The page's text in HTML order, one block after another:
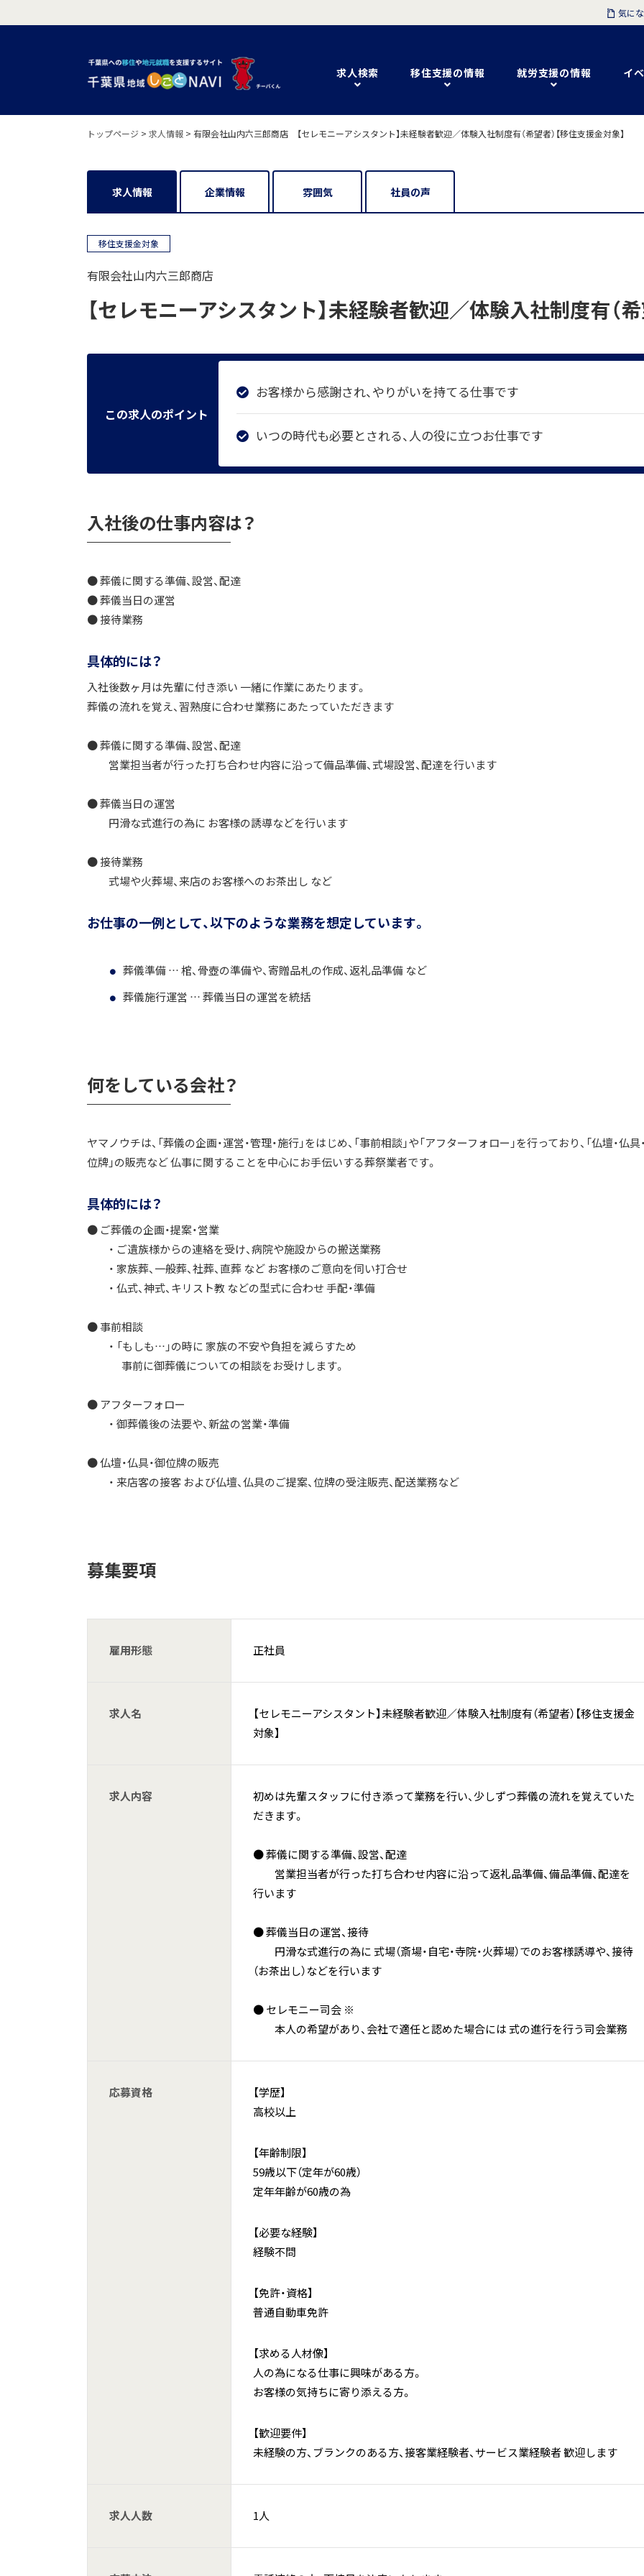
求人検索 移住支援の情報 就労支援の情報 イ
気に
トップページ > 求人情報 > 有限会社山内六三郎商店 【セレモニーアシスタント】未経験者歓迎／体験入社制度有（希望者）【移住支援金対象】
求人情報 企業情報 雰囲気 社員の声
移住支援金対象
有限会社山内六三郎商店
【セレモニーアシスタント】未経験者歓迎／体験入社制度有（希
この求人のポイント
お客様から感謝され、やりがいを持てる仕事です
いつの時代も必要とされる、人の役に立つお仕事です
入社後の仕事内容は？
● 葬儀に関する準備、設営、配達
● 葬儀当日の運営
● 接待業務
具体的には？
入社後数ヶ月は先輩に付き添い 一緒に作業にあたります。
葬儀の流れを覚え、習熟度に合わせ業務にあたっていただきます
● 葬儀に関する準備、設営、配達
営業担当者が行った打ち合わせ内容に沿って備品準備、式場設営、配達を行います
● 葬儀当日の運営
円滑な式進行の為に お客様の誘導などを行います
● 接待業務
式場や火葬場、来店のお客様へのお茶出し など
お仕事の一例として、以下のような業務を想定しています。
葬儀準備 … 棺、骨壺の準備や、寄贈品札の作成、返礼品準備 など
葬儀施行運営 … 葬儀当日の運営を統括
何をしている会社？
ヤマノウチは、「葬儀の企画・運営・管理・施行」をはじめ、「事前相談」や「アフターフォロー」を行っており、「仏壇・仏具
位牌」の販売など 仏事に関することを中心にお手伝いする葬祭業者です。
具体的には？
● ご葬儀の企画・提案・営業
・ ご遺族様からの連絡を受け、病院や施設からの搬送業務
・ 家族葬、一般葬、社葬、直葬 など お客様のご意向を伺い打合せ
・ 仏式、神式、キリスト教 などの型式に合わせ 手配・準備
● 事前相談
・ 「もしも…」の時に 家族の不安や負担を減らすため
事前に御葬儀についての相談をお受けします。
● アフターフォロー
・ 御葬儀後の法要や、新盆の営業・準備
● 仏壇・仏具・御位牌の販売
・ 来店客の接客 および仏壇、仏具のご提案、位牌の受注販売、配送業務など
募集要項
雇用形態 正社員
求人名
【セレモニーアシスタント】未経験者歓迎／体験入社制度有（希望者）【移住支援金
対象】
求人内容
初めは先輩スタッフに付き添って業務を行い、少しずつ葬儀の流れを覚えていた
だきます。
● 葬儀に関する準備、設営、配達
営業担当者が行った打ち合わせ内容に沿って返礼品準備、備品準備、配達を
行います
● 葬儀当日の運営、接待
円滑な式進行の為に 式場（斎場・自宅・寺院・火葬場）でのお客様誘導や、接待
（お茶出し）などを行います
● セレモニー司会 ※
本人の希望があり、会社で適任と認めた場合には 式の進行を行う司会業務
応募資格
【学歴】
高校以上
【年齢制限】
59歳以下（定年が60歳）
定年年齢が60歳の為
【必要な経験】
経験不問
【免許・資格】
普通自動車免許
【求める人材像】
人の為になる仕事に興味がある方。
お客様の気持ちに寄り添える方。
【歓迎要件】
未経験の方、ブランクのある方、接客業経験者、サービス業経験者 歓迎します
求人人数 1人